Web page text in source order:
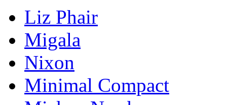
Liz Phair
Migala
Nixon
Minimal Compact